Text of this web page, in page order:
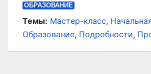
ОБРАЗОВАНИЕ
Темы: Мастер-класс,
Образование, Подробности,